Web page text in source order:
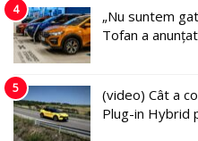
4
„Nu suntem
Tofan a
5
(video) Cât a
Plug-in Hybrid